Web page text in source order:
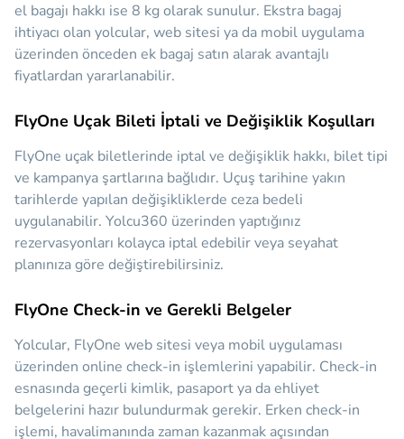
el bagajı hakkı ise 8 kg olarak sunulur. Ekstra bagaj
ihtiyacı olan yolcular, web sitesi ya da mobil uygulama
üzerinden önceden ek bagaj satın alarak avantajlı
fiyatlardan yararlanabilir.
FlyOne Uçak Bileti İptali ve Değişiklik Koşulları
FlyOne uçak biletlerinde iptal ve değişiklik hakkı, bilet tipi
ve kampanya şartlarına bağlıdır. Uçuş tarihine yakın
tarihlerde yapılan değişikliklerde ceza bedeli
uygulanabilir. Yolcu360 üzerinden yaptığınız
rezervasyonları kolayca iptal edebilir veya seyahat
planınıza göre değiştirebilirsiniz.
FlyOne Check-in ve Gerekli Belgeler
Yolcular, FlyOne web sitesi veya mobil uygulaması
üzerinden online check-in işlemlerini yapabilir. Check-in
esnasında geçerli kimlik, pasaport ya da ehliyet
belgelerini hazır bulundurmak gerekir. Erken check-in
işlemi, havalimanında zaman kazanmak açısından